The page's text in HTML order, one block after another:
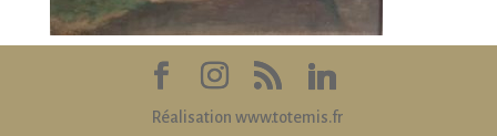
Réalisation www.totemis.fr